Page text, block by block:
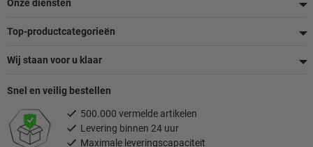
Onze diensten
Top-productcategorieën
Wij staan voor u klaar
Snel en veilig bestellen
500.000 vermelde artikelen
Levering binnen 24 uur
Maximale leveringscapaciteit